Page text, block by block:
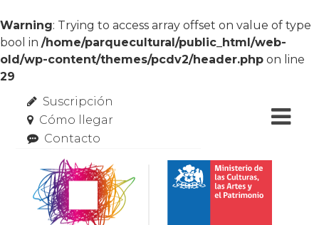
Warning: Trying to access array offset on value of type
bool in /home/parquecultural/public_html/web-
old/wp-content/themes/pcdv2/header.php on line
29
Suscripción
Cómo llegar
Contacto